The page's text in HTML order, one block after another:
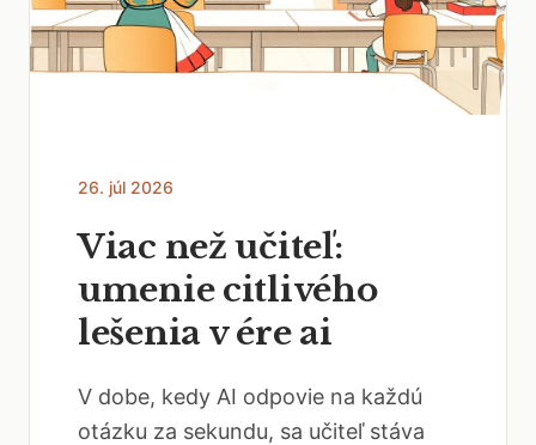
26. júl 2026
Viac než učiteľ:
umenie citlivého
lešenia v ére ai
V dobe, kedy AI odpovie na každú
otázku za sekundu, sa učiteľ stáva